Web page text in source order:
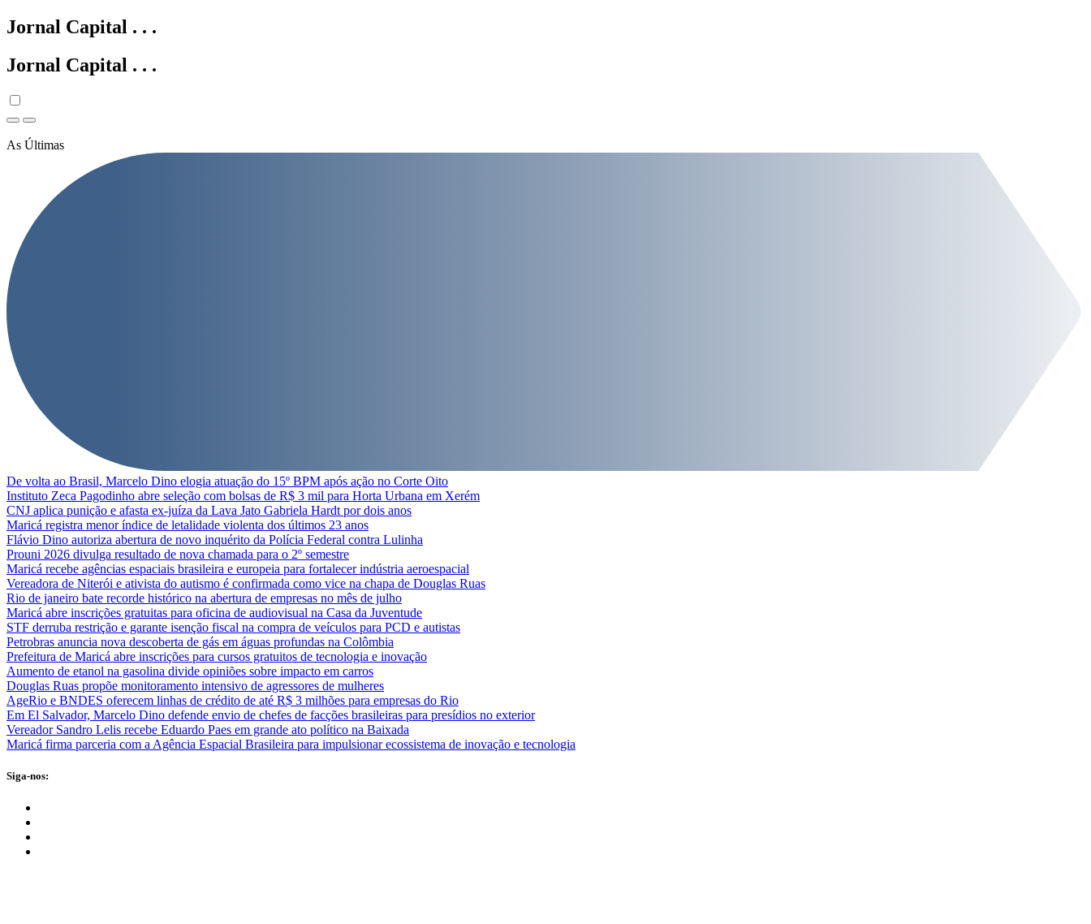
Jornal Capital . . .
Jornal Capital . . .
As Últimas
De volta ao Brasil, Marcelo Dino elogia atuação do 15º BPM após ação no Corte Oito
Instituto Zeca Pagodinho abre seleção com bolsas de R$ 3 mil para Horta Urbana em Xerém
CNJ aplica punição e afasta ex-juíza da Lava Jato Gabriela Hardt por dois anos
Maricá registra menor índice de letalidade violenta dos últimos 23 anos
Flávio Dino autoriza abertura de novo inquérito da Polícia Federal contra Lulinha
Prouni 2026 divulga resultado de nova chamada para o 2º semestre
Maricá recebe agências espaciais brasileira e europeia para fortalecer indústria aeroespacial
Vereadora de Niterói e ativista do autismo é confirmada como vice na chapa de Douglas Ruas
Rio de janeiro bate recorde histórico na abertura de empresas no mês de julho
Maricá abre inscrições gratuitas para oficina de audiovisual na Casa da Juventude
STF derruba restrição e garante isenção fiscal na compra de veículos para PCD e autistas
Petrobras anuncia nova descoberta de gás em águas profundas na Colômbia
Prefeitura de Maricá abre inscrições para cursos gratuitos de tecnologia e inovação
Aumento de etanol na gasolina divide opiniões sobre impacto em carros
Douglas Ruas propõe monitoramento intensivo de agressores de mulheres
AgeRio e BNDES oferecem linhas de crédito de até R$ 3 milhões para empresas do Rio
Em El Salvador, Marcelo Dino defende envio de chefes de facções brasileiras para presídios no exterior
Vereador Sandro Lelis recebe Eduardo Paes em grande ato político na Baixada
Maricá firma parceria com a Agência Espacial Brasileira para impulsionar ecossistema de inovação e tecnologia
Siga-nos: